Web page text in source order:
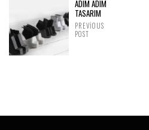
ADIM ADIM
TASARIM
PREVIOUS
POST